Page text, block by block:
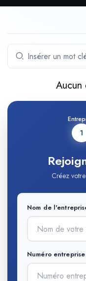
Aucun
1
Créez
Nom de
Numéro entreprise